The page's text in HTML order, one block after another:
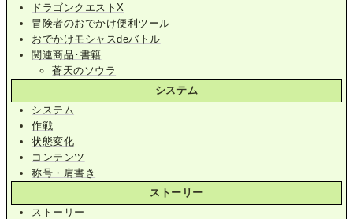
ドラゴンクエストX
冒険者のおでかけ便利ツール
おでかけモシャスdeバトル
関連商品･書籍
蒼天のソウラ
システム
システム
作戦
状態変化
コンテンツ
称号・肩書き
ストーリー
ストーリー